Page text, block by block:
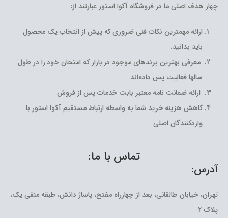
چهار هدف اصلی ما در فروشگاه آکوا استور عبارتند از:
ارائه مهمترین نکات فنی ضروری که پیش از انتخاب یک محصول
باید بدانید.
معرفی بهترین برندهای موجود در بازار که امتحان خود را در طول
سالها فعالیت پس داده‌اند
ارائه ضمانت نامه معتبر بابت خدمات پس از فروش
کاهش هزینه خرید شما به واسطه ارتباط مستقیم آکوا استور با
واردکنندگان اصلی
تماس با ما:
آدرس:
تهران، خیابان طالقانی، بعد از چهارراه مفتح، پاساژ دانش، طبقه منفی یک،
پلاک 2